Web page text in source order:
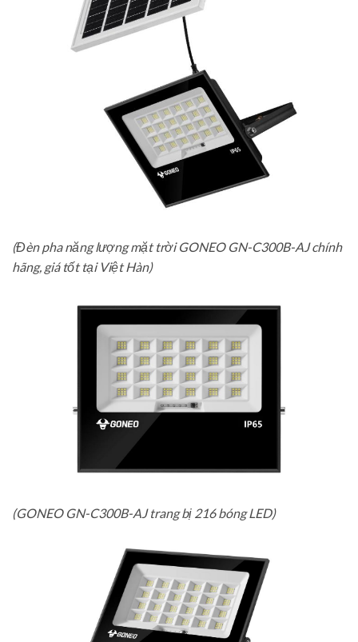
(Đèn pha năng lượng mặt trời GONEO GN-C300B-AJ chính
hãng, giá tốt tại Việt Hàn)
(GONEO GN-C300B-AJ trang bị 216 bóng LED)